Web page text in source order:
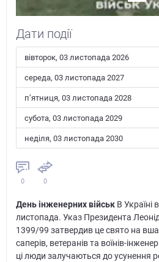
Дати події
вівторок, 03 листопада 2026
середа, 03 листопада 2027
пʼятниця, 03 листопада 2028
субота, 03 листопада 2029
неділя, 03 листопада 2030
0 0
День інженерних військВ Україні
листопада. Указ Президента
1399/99 затвердив це свято на
саперів, ветеранів та воїнів-
ці люди залучаються до усунення